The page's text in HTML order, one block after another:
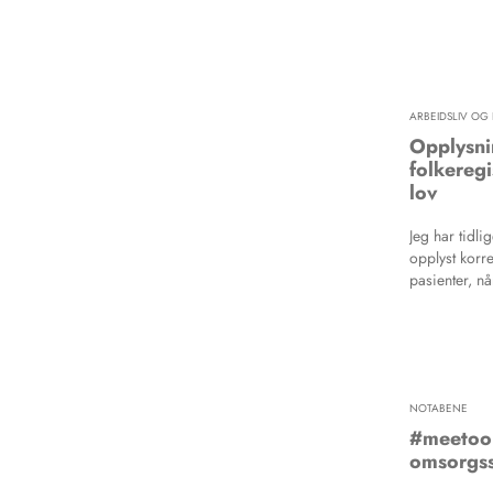
en
år, om jeg
ARBEIDSLIV OG
lov
Jeg har
opplyst
pasienter,
får jeg
NOTABENE